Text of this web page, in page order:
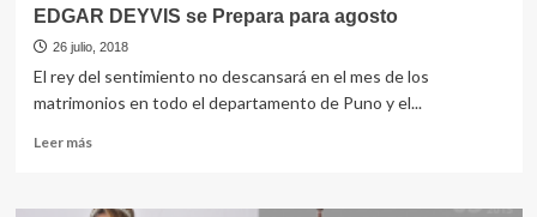
EDGAR DEYVIS se Prepara para agosto
26 julio, 2018
El rey del sentimiento no descansará en el mes de los
matrimonios en todo el departamento de Puno y el...
Leer másLeer
EDGAR